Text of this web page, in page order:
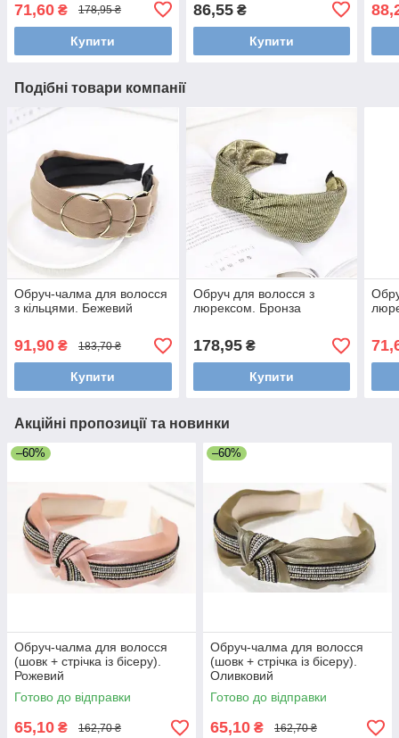
71,60 ₴ 178,95 ₴
Купити
86,55₴
Купити
Подібні товари компанії
Обруч-чалма для волосся
з кільцями. Бежевий
91,90 ₴ 183,70 ₴
Купити
Обруч для волосся з
люрексом. Бронза
178,95₴
Купити
Акційні пропозиції та новинки
–60%
Обруч-чалма для волосся
(шовк + стрічка із бісеру).
Рожевий
Готово до відправки
65,10 ₴ 162,70 ₴
–60%
Обруч-чалма для волосся
(шовк + стрічка із бісеру).
Оливковий
Готово до відправки
65,10 ₴ 162,70 ₴